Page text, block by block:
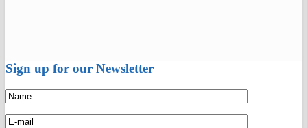
Sign up for our Newsletter